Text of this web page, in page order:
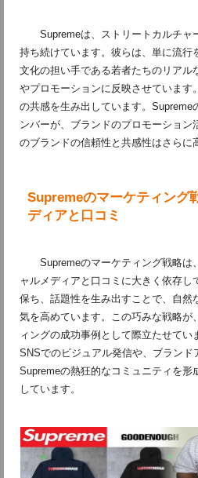
Supremeは、ストリートカルチャ
持ち続けています。彼らは、単に流行
文化の担い手である若者たちのリアル
やプロモーションに反映させています
の共感を生み出しています。Supreme
ンバーが、ブランドのプロモーション
のブランドの信頼性と共感性はさらに
Supremeのマーケティング
ディアと口コミ
Supremeのマーケティング戦略は
ャルメディアと口コミに大きく依存し
保ち、話題性を生み出すことで、自然
気を高めています。この巧みな戦略が
ィングの成功事例として際立たせて
SNSでのビジュアル発信や、ブランド
Supremeの熱狂的なコミュニティを形
しています。